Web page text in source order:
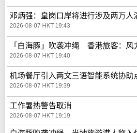
邓炳强：皇岗口岸将进行涉及两万人
2026-08-07 HKT 19:43
「白海豚」吹袭冲绳 香港旅客：风
2026-08-07 HKT 19:40
机场餐厅引入两文三语智能系统协助
2026-08-07 HKT 19:39
工作暑热警告取消
2026-08-07 HKT 19:19